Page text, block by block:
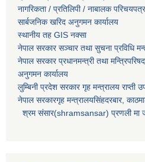
नागरिकता / प्रतिलिपी / नाबालक
सार्बजनिक खरिद अनुगमन कार्यालय
स्थानीय तह GIS नक्सा
नेपाल सरकारसञ्चार तथा सुचना प्रविधि
नेपाल सरकार प्रधानमन्त्री तथा
अनुगमन कार्यालय
लुम्बिनी प्रदेश सरकार गृह मन्त्रालय राप्ती
नेपाल सरकारगृह मन्त्रालयसिंहदरबार,
श्रम संसार(shramsansar) प्रणली मा